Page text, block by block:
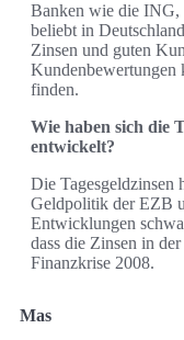
Banken wie die ING,
beliebt in
Zinsen und guten
Kundenbewertungen
finden.
Wie haben sich die
entwickelt?
Die Tagesgeldzinsen
Geldpolitik der EZB
Entwicklungen
dass die Zinsen in
Finanzkrise 2008.
Mas